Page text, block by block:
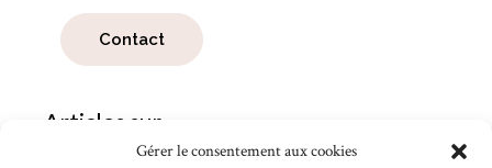
Gérer le consentement aux cookies
Contact
Articles sur